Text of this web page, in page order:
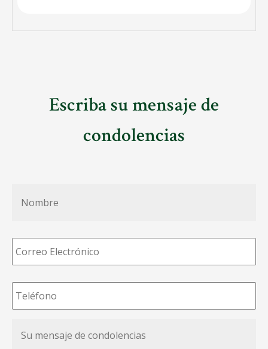
Escriba su mensaje de
condolencias
Correo
Electrónico *
Teléfono *
mensaje